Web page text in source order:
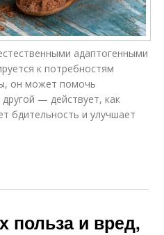
адаптогенными
к потребностям
он может помочь
другой — действует, как
бдительность и улучшает
польза и вред,